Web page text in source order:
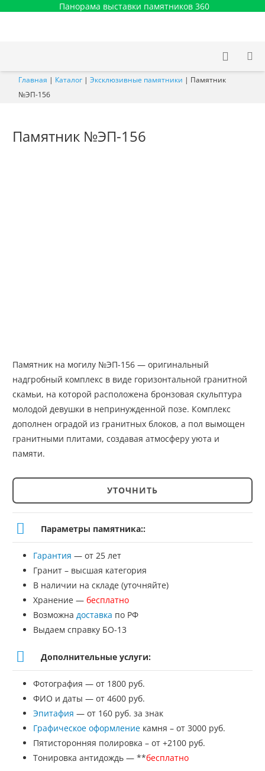
Панорама выставки памятников 360
Главная | Каталог | Эксклюзивные памятники | Памятник
№ЭП-156
Памятник №ЭП-156
Памятник на могилу №ЭП-156 — оригинальный
надгробный комплекс в виде горизонтальной гранитной
скамьи, на которой расположена бронзовая скульптура
молодой девушки в непринужденной позе. Комплекс
дополнен оградой из гранитных блоков, а пол вымощен
гранитными плитами, создавая атмосферу уюта и
памяти.
Количество
товара
Памятник
№ЭП-156
УТОЧНИТЬ
Параметры памятника::
Гарантия — от 25 лет
Гранит – высшая категория
В наличии на складе (уточняйте)
Хранение — бесплатно
Возможна доставка по РФ
Выдаем справку БО-13
Дополнительные услуги:
Фотография — от 1800 руб.
ФИО и даты — от 4600 руб.
Эпитафия — от 160 руб. за знак
Графическое оформление камня – от 3000 руб.
Пятисторонняя полировка – от +2100 руб.
Тонировка антидождь — **бесплатно